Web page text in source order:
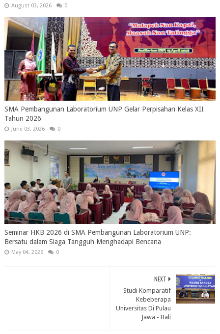
August 03, 2026 0
SMA Pembangunan Laboratorium UNP Gelar Perpisahan Kelas XII
Tahun 2026
June 03, 2026 0
Seminar HKB 2026 di SMA Pembangunan Laboratorium UNP:
Bersatu dalam Siaga Tangguh Menghadapi Bencana
May 04, 2026 0
NEXT
Studi Komparatif
Kebeberapa
Universitas Di Pulau
Jawa - Bali